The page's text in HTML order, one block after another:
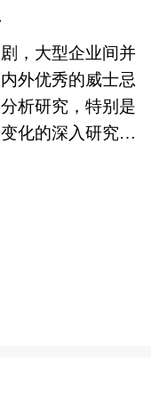
乳粉业务的发展
行业的政策经济
防范建议进行分
研究观点，以供
施多品种和差异
并购等途径，
有所提升。 本
领衔撰写，在大
据了国家统计
、全国及海外多
和提供的大量资
的发展，接着对
析，然后具体介
对行业相关企业
分析，最后分析
。本报告数据权
测。您或贵单位
，大型企业间并
外优秀的威士忌
析研究，特别是
化的深入研究，
。正因为如此，
为行业中的翘
处理技术，对威
集、整理、加
子信息解决方案
投资风险与经营
争力。 本报告
局、国家商务